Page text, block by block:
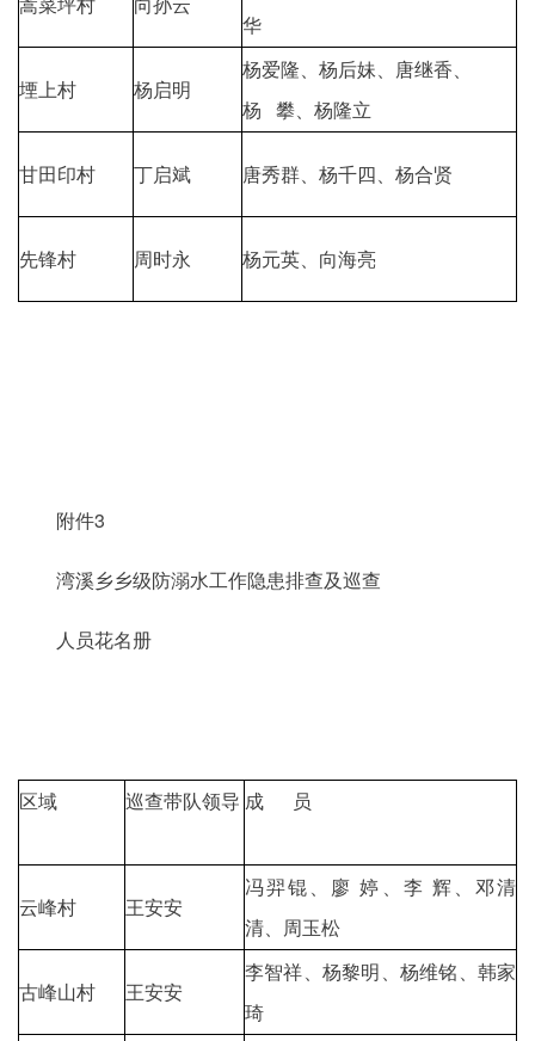
华
堙上村 杨启明
杨爱隆、杨后妹、唐继香、
杨 攀、杨隆立
甘田印村 丁启斌 唐秀群、杨千四、杨合贤
先锋村 周时永 杨元英、向海亮
附件3
湾溪乡乡级防溺水工作隐患排查及巡查
人员花名册
区域 巡查带队领导 成 员
云峰村 王安安
冯羿锟、廖 婷、李 辉、邓清
清、周玉松
古峰山村 王安安
李智祥、杨黎明、杨维铭、韩家
琦